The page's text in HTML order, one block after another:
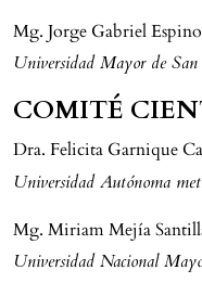
Mg. Jorge Gabriel
Universidad Mayor de
COMITÉ
Dra. Felicita Garnique
Universidad Autónoma
Mg. Miriam Mejía
Universidad Nacional